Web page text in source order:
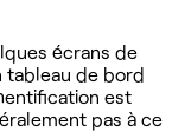
écrans de
tableau de bord
est
pas à ce